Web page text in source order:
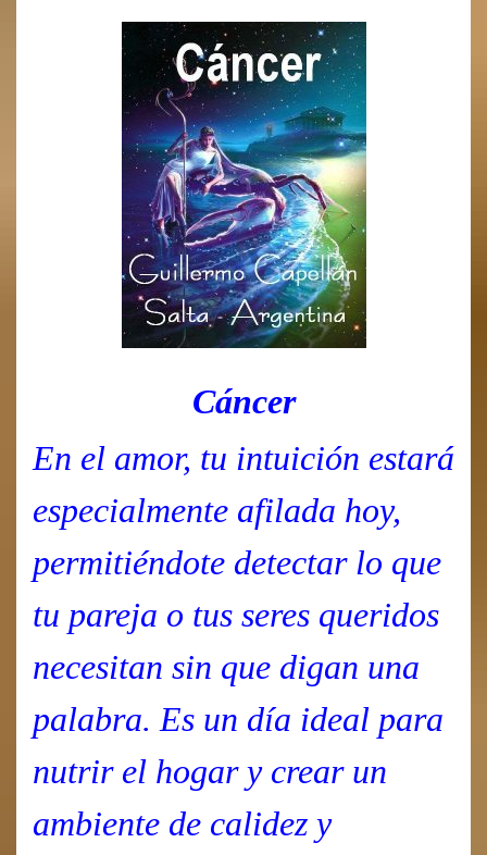
Cáncer
En el amor, tu intuición estará
especialmente afilada hoy,
permitiéndote detectar lo que
tu pareja o tus seres queridos
necesitan sin que digan una
palabra. Es un día ideal para
nutrir el hogar y crear un
ambiente de calidez y